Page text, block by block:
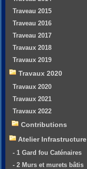
Traveau 2015
Traveau 2016
Traveau 2017
Travaux 2018
Travaux 2019
Travaux 2020
Travaux 2020
Travaux 2021
Travaux 2022
Contributions
Atelier Infrastructure
- 1 Gard fou Caténaires
- 2 Murs et murets bâtis